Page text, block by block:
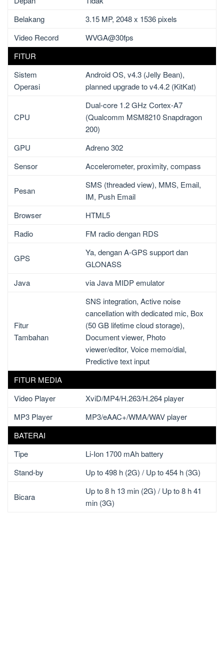
Belakang
3.15 MP, 2048 x 1536 pixels
Video Record
WVGA@30fps
FITUR
Sistem
Operasi
Android OS, v4.3 (Jelly Bean),
planned upgrade to v4.4.2 (KitKat)
CPU
Dual-core 1.2 GHz Cortex-A7
(Qualcomm MSM8210 Snapdragon
200)
GPU
Adreno 302
Sensor
Accelerometer, proximity, compass
Pesan
SMS (threaded view), MMS, Email,
IM, Push Email
Browser
HTML5
Radio
FM radio dengan RDS
GPS
Ya, dengan A-GPS support dan
GLONASS
Java
via Java MIDP emulator
Fitur
Tambahan
SNS integration, Active noise
cancellation with dedicated mic, Box
(50 GB lifetime cloud storage),
Document viewer, Photo
viewer/editor, Voice memo/dial,
Predictive text input
FITUR MEDIA
Video Player
XviD/MP4/H.263/H.264 player
MP3 Player
MP3/eAAC+/WMA/WAV player
BATERAI
Tipe
Li-Ion 1700 mAh battery
Stand-by
Up to 498 h (2G) / Up to 454 h (3G)
Bicara
Up to 8 h 13 min (2G) / Up to 8 h 41
min (3G)